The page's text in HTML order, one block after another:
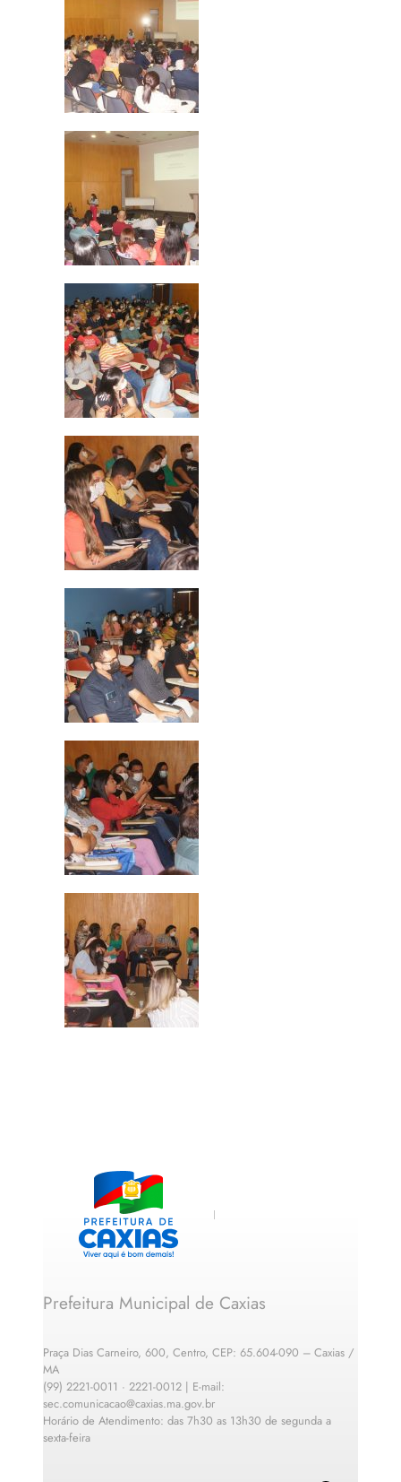
Prefeitura Municipal de Caxias
Praça Dias Carneiro, 600, Centro, CEP: 65.604-090 – Caxias /
MA
(99) 2221-0011 · 2221-0012 | E-mail:
sec.comunicacao@caxias.ma.gov.br
Horário de Atendimento: das 7h30 as 13h30 de segunda a
sexta-feira